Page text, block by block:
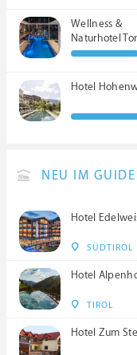
Wellness &
Naturhotel
****S
Hotel
NEU IM GUIDE
Hotel
SÜDTIROL
Hotel
TIROL
Hotel Zum